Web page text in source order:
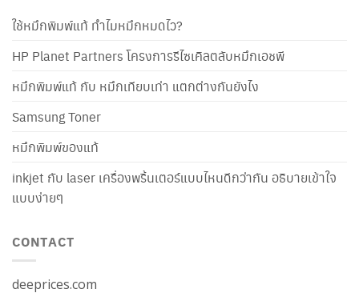
ใช้หมึกพิมพ์แท้ ทำไมหมึกหมดไว?
HP Planet Partners โครงการรีไซเคิลตลับหมึกเอชพี
หมึกพิมพ์แท้ กับ หมึกเทียบเท่า แตกต่างกันยังไง
Samsung Toner
หมึกพิมพ์ของแท้
inkjet กับ laser เครื่องพริ้นเตอร์แบบไหนดีกว่ากัน อธิบายเข้าใจ
แบบง่ายๆ
CONTACT
deeprices.com